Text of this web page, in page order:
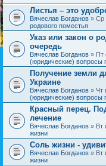
Листья – это
Вячеслав Богданов » Ср
родового поместья
Указ или закон о
очередь
Вячеслав Богданов » Пт
(юридические) вопросы
Получение земли
Украине
Вячеслав Богданов » Чт
(юридические) вопросы
Красный перец.
лечение
Вячеслав Богданов » Вт
жизни
Соль жизни -
Вячеслав Богданов » Вт
жизни